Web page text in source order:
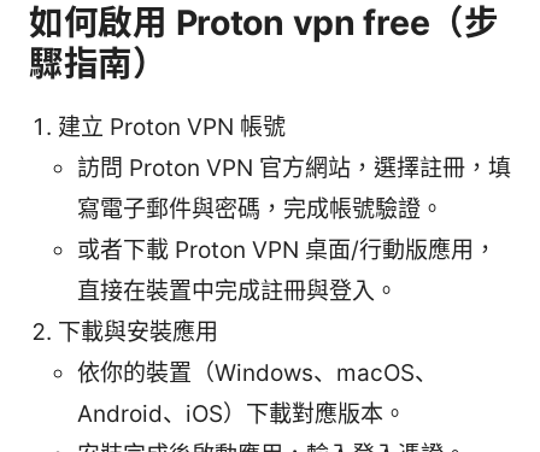
如何啟用 Proton vpn free（步
驟指南）
建立 Proton VPN 帳號
訪問 Proton VPN 官方網站，選擇註冊，填
寫電子郵件與密碼，完成帳號驗證。
或者下載 Proton VPN 桌面/行動版應用，
直接在裝置中完成註冊與登入。
下載與安裝應用
依你的裝置（Windows、macOS、
Android、iOS）下載對應版本。